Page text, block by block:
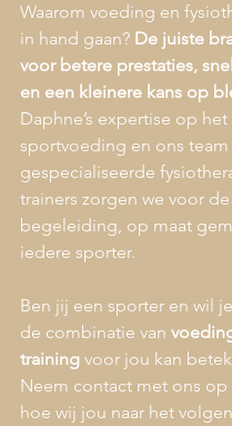
Waarom voeding en
in hand gaan? De juiste
voor betere prestaties,
en een kleinere kans op
Daphne’s expertise op
sportvoeding en ons team
gespecialiseerde
trainers zorgen we voor
begeleiding, op maat
iedere sporter.
Ben jij een sporter en wil
de combinatie van
training voor jou kan
Neem contact met ons
hoe wij jou naar het